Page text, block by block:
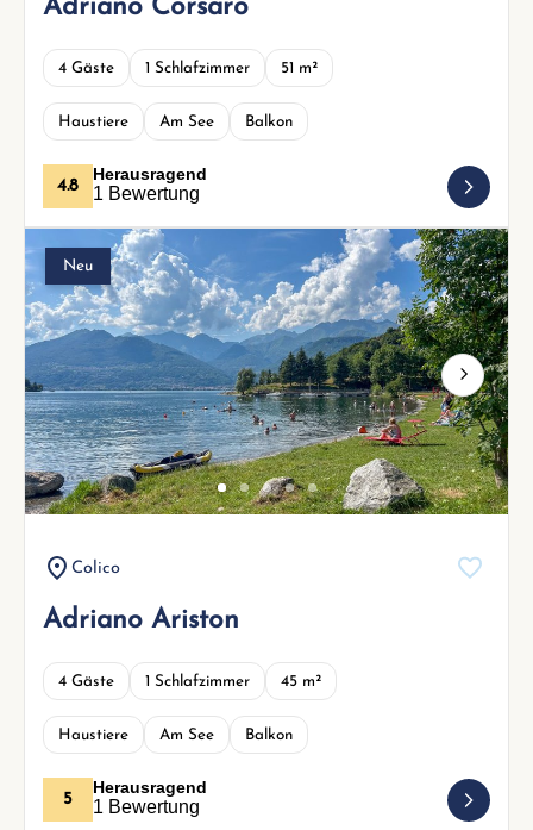
Adriano Corsaro
4 Gäste 1 Schlafzimmer 51 m²
Haustiere Am See Balkon
4.8
Herausragend
1 Bewertung
Neu
Next
Colico
Adriano Ariston
4 Gäste 1 Schlafzimmer 45 m²
Haustiere Am See Balkon
5
Herausragend
1 Bewertung